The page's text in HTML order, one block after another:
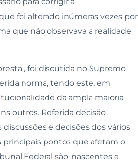
para corrigir a
foi alterado inúmeras vezes por
que não observava a realidade
foi discutida no Supremo
norma, tendo este, em
da ampla maioria
outros. Referida decisão
e decisões dos vários
principais pontos que afetam o
Federal são: nascentes e